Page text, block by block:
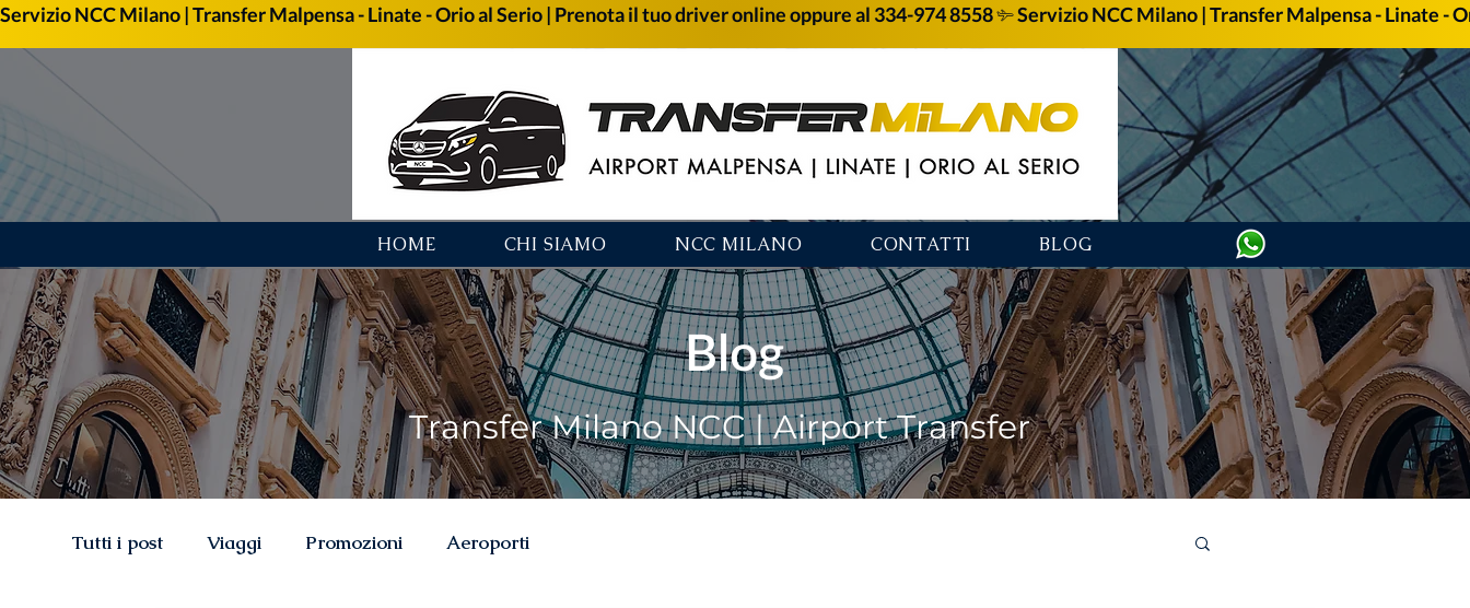
Servizio NCC Milano | Transfer Malpensa - Linate - Orio al Serio | Prenota il tuo driver online oppure al 334-974 8558
HOME CHI SIAMO NCC MILANO CONTATTI BLOG
Blog
Transfer Milano NCC | Airport Transfer
Tutti i post Viaggi Promozioni Aeroporti